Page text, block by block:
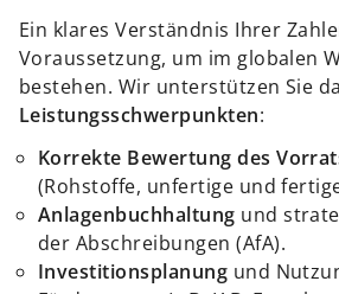
Ein klares Verständnis Ihrer
Voraussetzung, um im globalen
bestehen. Wir unterstützen Sie
Leistungsschwerpunkten:
Korrekte Bewertung des
(Rohstoffe, unfertige und
Anlagenbuchhaltung und
der Abschreibungen (AfA).
Investitionsplanung und